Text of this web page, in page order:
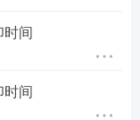
时间
间